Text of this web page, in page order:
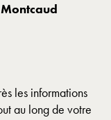
les informations
au long de votre